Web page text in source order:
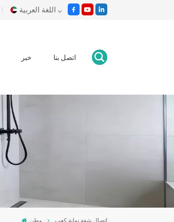
اللغة العربية
خبر اتصل بنا
وطن اتصال شفة نهاية كعب